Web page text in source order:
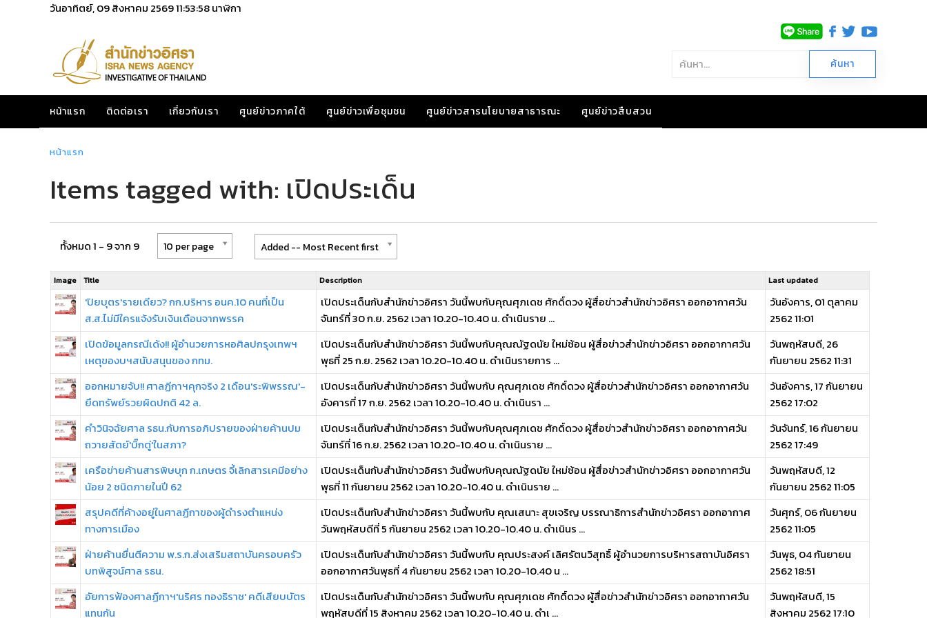
วันอาทิตย์, 09 สิงหาคม 256911:53:58นาฬิกา
หน้าแรก ติดต่อเรา เกี่ยวกับเรา ศูนย์ข่าวภาคใต้ ศูนย์ข่าวเพื่อชุมชน ศูนย์ข่าวสารนโยบายสาธารณะ ศูนย์ข่าวสืบสวน
หน้าแรก
Items tagged with: เปิดประเด็น
ทั้งหมด 1 - 9 จาก 9 10 per page Added -- Most Recent first
Image Title Description Last updated
'ปิยบุตร'รายเดียว? กก.บริหาร อนค.10 คนที่เป็น
ส.ส.ไม่มีใครแจ้งรับเงินเดือนจากพรรค
เปิดประเด็นกับสำนักข่าวอิศรา วันนี้พบกับคุณศุภเดช ศักดิ์ดวง ผู้สื่อข่าวสำนักข่าวอิศรา ออกอากาศวัน
จันทร์ที่ 30 ก.ย. 2562 เวลา 10.20-10.40 น. ดำเนินราย ...
วันอังคาร, 01 ตุลาคม
2562 11:01
เปิดข้อมูลกรณีเด้ง!! ผู้อำนวยการหอศิลปกรุงเทพฯ
เหตุของบฯสนับสนุนของ กทม.
เปิดประเด็นกับสำนักข่าวอิศรา วันนี้พบกับคุณณัฐดนัย ใหม่ซ้อน ผู้สื่อข่าวสำนักข่าวอิศรา ออกอากาศวัน
พุธที่ 25 ก.ย. 2562 เวลา 10.20-10.40 น. ดำเนินรายการ ...
วันพฤหัสบดี, 26
กันยายน 2562 11:31
ออกหมายจับ!! ศาลฏีกาฯคุกจริง 2 เดือน'ระพิพรรณ'-
ยึดทรัพย์รวยผิดปกติ 42 ล.
เปิดประเด็นกับสำนักข่าวอิศรา วันนี้พบกับ คุณศุภเดช ศักดิ์ดวง ผู้สื่อข่าวสำนักข่าวอิศรา ออกอากาศวัน
อังคารที่ 17 ก.ย. 2562 เวลา 10.20-10.40 น. ดำเนินรา ...
วันอังคาร, 17 กันยายน
2562 17:02
คำวินิจฉัยศาล รธน.กับการอภิปรายของฝ่ายค้านปม
ถวายสัตย์'บิ๊กตู่'ในสภา?
เปิดประเด็นกับสำนักข่าวอิศรา วันนี้พบกับคุณศุภเดช ศักดิ์ดวง ผู้สื่อข่าวสำนักข่าวอิศรา ออกอากาศวัน
จันทร์ที่ 16 ก.ย. 2562 เวลา 10.20-10.40 น. ดำเนินราย ...
วันจันทร์, 16 กันยายน
2562 17:49
เครือข่ายค้านสารพิษบุก ก.เกษตร จี้เลิกสารเคมีอย่าง
น้อย 2 ชนิดภายในปี 62
เปิดประเด็นกับสำนักข่าวอิศรา วันนี้พบกับคุณณัฐดนัย ใหม่ซ้อน ผู้สื่อข่าวสำนักข่าวอิศรา ออกอากาศวัน
พุธที่ 11 กันยายน 2562 เวลา 10.20-10.40 น. ดำเนินราย ...
วันพฤหัสบดี, 12
กันยายน 2562 11:05
สรุปคดีที่ค้างอยู่ในศาลฏีกาของผู้ดำรงตำแหน่ง
ทางการเมือง
เปิดประเด็นกับสำนักข่าวอิศรา วันนี้พบกับ คุณเสนาะ สุขเจริญ บรรณาธิการสำนักข่าวอิศรา ออกอากาศ
วันพฤหัสบดีที่ 5 กันยายน 2562 เวลา 10.20-10.40 น. ดำเนินร ...
วันศุกร์, 06 กันยายน
2562 11:05
ฝ่ายค้านยื่นตีความ พ.ร.ก.ส่งเสริมสถาบันครอบครัว
บทพิสูจน์ศาล รธน.
เปิดประเด็นกับสำนักข่าวอิศรา วันนี้พบกับ คุณประสงค์ เลิศรัตนวิสุทธิ์ ผู้อำนวยการบริหารสถาบันอิศรา
ออกอากาศวันพุธที่ 4 กันยายน 2562 เวลา 10.20-10.40 น ...
วันพุธ, 04 กันยายน
2562 18:51
อัยการฟ้องศาลฏีกาฯ'นริศร ทองธิราช' คดีเสียบบัตร
แทนกัน
เปิดประเด็นกับสำนักข่าวอิศรา วันนี้พบกับ คุณศุภเดช ศักดิ์ดวง ผู้สื่อข่าวสำนักข่าวอิศรา ออกอากาศวัน
พฤหัสบดีที่ 15 สิงหาคม 2562 เวลา 10.20-10.40 น. ดำเ ...
วันพฤหัสบดี, 15
สิงหาคม 2562 17:10